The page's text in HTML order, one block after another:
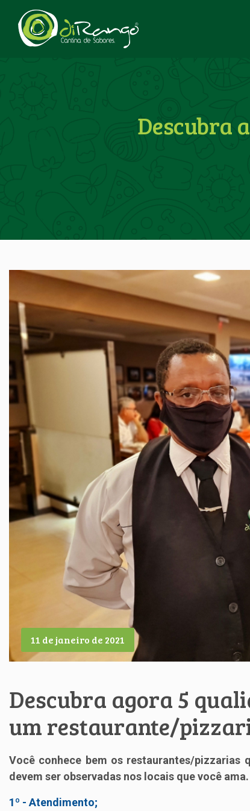
Descubra
11 de janeiro de 2021
Descubra agora 5
um restaurante/
Você conhece bem os restaurantes/pizzarias
devem ser observadas nos locais que você
1º - Atendimento;